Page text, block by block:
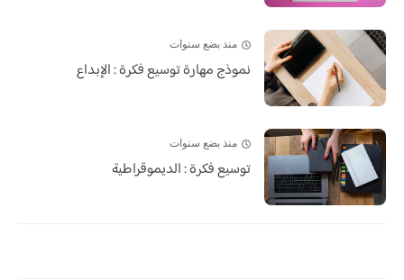
منذ بضع سنوات
نموذج مهارة توسيع فكرة : الإبداع
منذ بضع سنوات
توسيع فكرة : الديموقراطية